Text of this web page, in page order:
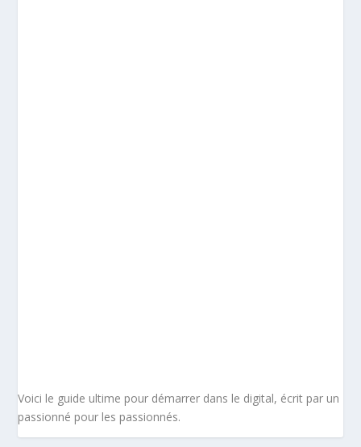
Voici le guide ultime pour démarrer dans le digital, écrit par un
passionné pour les passionnés.